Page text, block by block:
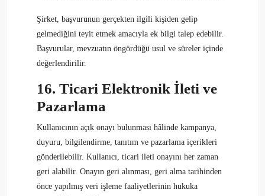
Şirket, başvurunun gerçekten ilgili kişiden gelip
gelmediğini teyit etmek amacıyla ek bilgi talep edebilir.
Başvurular, mevzuatın öngördüğü usul ve süreler içinde
değerlendirilir.
16. Ticari Elektronik İleti ve
Pazarlama
Kullanıcının açık onayı bulunması hâlinde kampanya,
duyuru, bilgilendirme, tanıtım ve pazarlama içerikleri
gönderilebilir. Kullanıcı, ticari ileti onayını her zaman
geri alabilir. Onayın geri alınması, geri alma tarihinden
önce yapılmış veri işleme faaliyetlerinin hukuka